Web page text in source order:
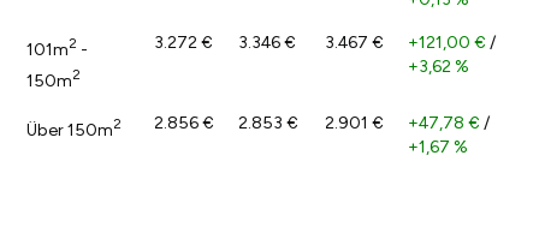
101m2 -
150m2
3.272 € 3.346 € 3.467 € +121,00 € /
+3,62 %
Über 150m2 2.856 € 2.853 € 2.901 € +47,78 € /
+1,67 %